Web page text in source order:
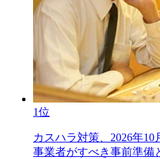
1位
カスハラ対策、2026年
事業者がすべき事前準備